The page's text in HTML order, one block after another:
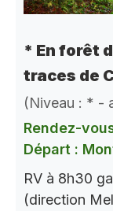
* En forêt
traces de
(Niveau : * -
Rendez-
Départ :
RV à 8h30
(direction